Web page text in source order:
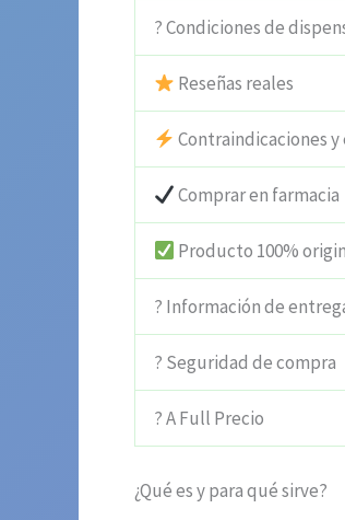
? Condiciones de
Reseñas reales
Contraindicaciones
Comprar en farmacia
Producto 100%
? Información de
? Seguridad de compra
? A Full Precio
¿Qué es y para qué sirve?